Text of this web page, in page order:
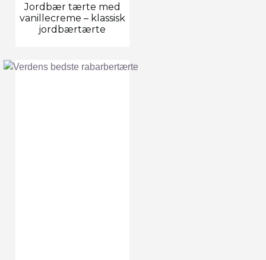
Jordbær tærte med
vanillecreme – klassisk
jordbærtærte